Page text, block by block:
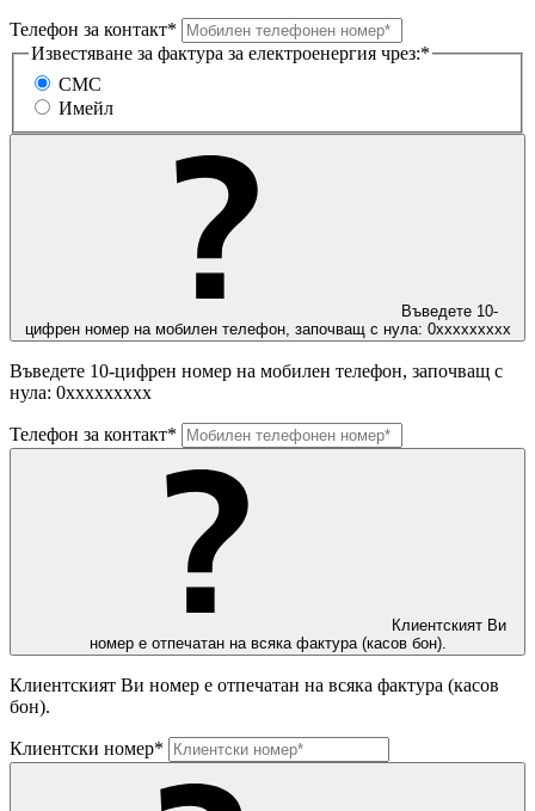
Телефон за контакт*
Известяване за фактура за електроенергия чрез:*
СМС
Имейл
Въведете 10-
цифрен номер на мобилен телефон, започващ с нула: 0ххххххххх
Въведете 10-цифрен номер на мобилен телефон, започващ с
нула: 0ххххххххх
Телефон за контакт*
Клиентският Ви
номер е отпечатан на всяка фактура (касов бон).
Клиентският Ви номер е отпечатан на всяка фактура (касов
бон).
Клиентски номер*